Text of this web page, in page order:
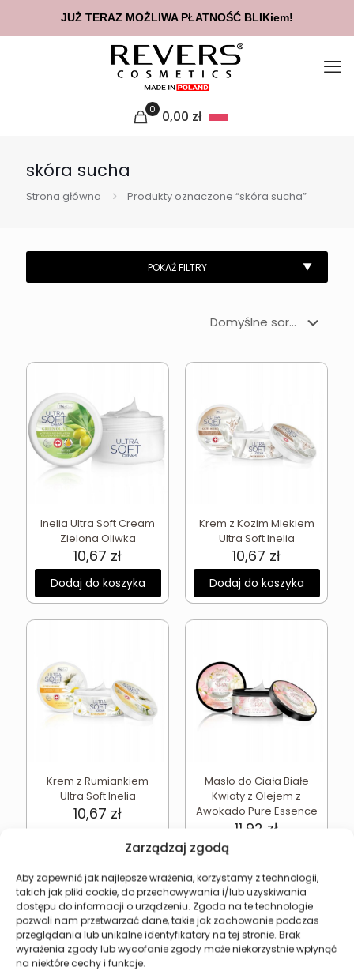
Zarządzaj zgodą
Aby zapewnić jak najlepsze wrażenia, korzystamy z technologii,
takich jak pliki cookie, do przechowywania i/lub uzyskiwania
dostępu do informacji o urządzeniu. Zgoda na te technologie
pozwoli nam przetwarzać dane, takie jak zachowanie podczas
przeglądania lub unikalne identyfikatory na tej stronie. Brak
wyrażenia zgody lub wycofanie zgody może niekorzystnie wpłynąć
na niektóre cechy i funkcje.
0 0,00 zł
skóra sucha
Strona główna Produkty oznaczone “skóra sucha”
Inelia Ultra Soft Cream
Zielona Oliwka
10,67 zł
Dodaj do koszyka
Krem z Kozim Mlekiem
Ultra Soft Inelia
10,67 zł
Dodaj do koszyka
Krem z Rumiankiem
Ultra Soft Inelia
10,67 zł
Dodaj do koszyka
Masło do Ciała Białe
Kwiaty z Olejem z
Awokado Pure Essence
11,92 zł
Dodaj do koszyka
JUŻ TERAZ MOŻLIWA PŁATNOŚĆ BLIKiem!